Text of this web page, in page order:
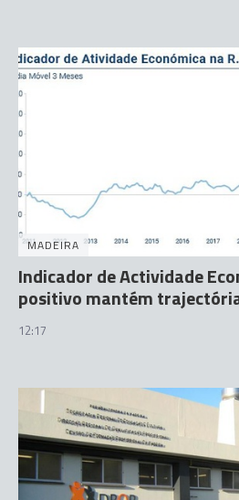
MADEIRA
Indicador de Actividade
positivo mantém
12:17